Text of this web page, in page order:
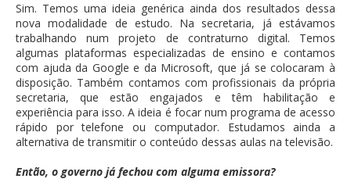
Sim. Temos uma ideia genérica ainda dos resultados dessa
nova modalidade de estudo. Na secretaria, já estávamos
trabalhando num projeto de contraturno digital. Temos
algumas plataformas especializadas de ensino e contamos
com ajuda da Google e da Microsoft, que já se colocaram à
disposição. Também contamos com profissionais da própria
secretaria, que estão engajados e têm habilitação e
experiência para isso. A ideia é focar num programa de acesso
rápido por telefone ou computador. Estudamos ainda a
alternativa de transmitir o conteúdo dessas aulas na televisão.
Então, o governo já fechou com alguma emissora?